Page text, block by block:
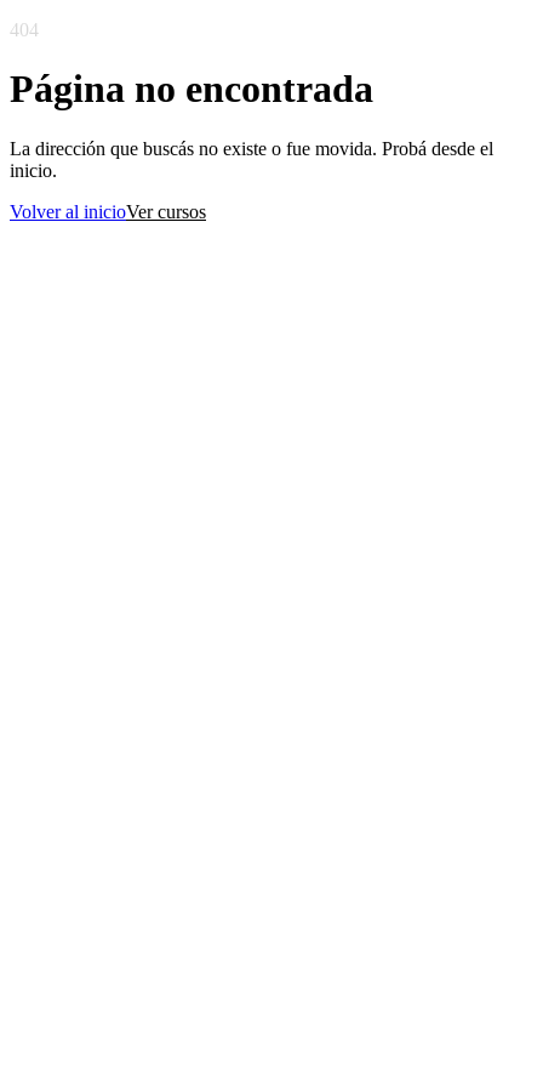
404
Página no encontrada
La dirección que buscás no existe o fue movida. Probá desde el
inicio.
Volver al inicioVer cursos